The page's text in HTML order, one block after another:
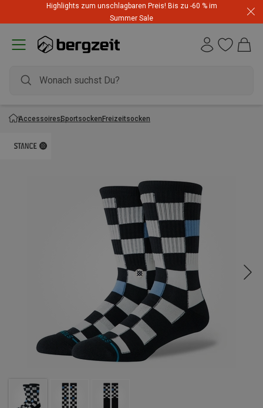
Highlights zum unschlagbaren Preis! Bis zu -60 % im
Summer Sale
AccessoiresSportsockenFreizeitsocken